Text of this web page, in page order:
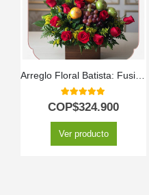
Arreglo Floral Batista: Fusión de Rosas, Girasoles y Frutas Frescas 🌿
5.00out of 5
COP$324.900
Ver producto